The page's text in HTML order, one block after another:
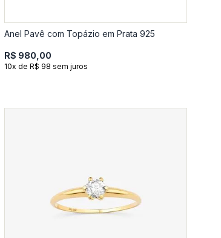
Anel Pavê com Topázio em Prata 925
R$ 980,00
10x de R$ 98 sem juros